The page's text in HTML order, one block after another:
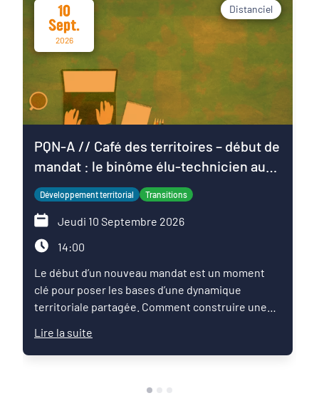
10
Sept.
2026
Distanciel
PQN-A // Café des territoires – début de
mandat : le binôme élu-technicien au
service du projet de territoire
Développement territorial Transitions
Jeudi 10 Septembre 2026
14:00
Le début d’un nouveau mandat est un moment
clé pour poser les bases d’une dynamique
territoriale partagée. Comment construire une
Comment articuler les ambitions politiques,
l’expertise des services et les enjeux du territoire
?Ce Café des territoires propose un temps
Lire la suite